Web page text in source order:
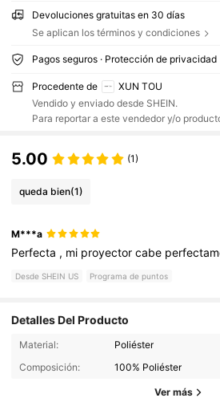
Devoluciones gratuitas en 30 días
Se aplican los términos y condiciones
Pagos seguros · Protección de privacidad
Procedente de
XUN TOU
Vendido y enviado desde SHEIN.
Para reportar a este vendedor y/o
5.00 (1)
queda bien(1)
M***a
Perfecta , mi proyectorcabe
Desde SHEIN US Programa de puntos
Detalles Del Producto
Material:
Poliéster
Composición:
100% Poliéster
Ver más
253 Seguidores